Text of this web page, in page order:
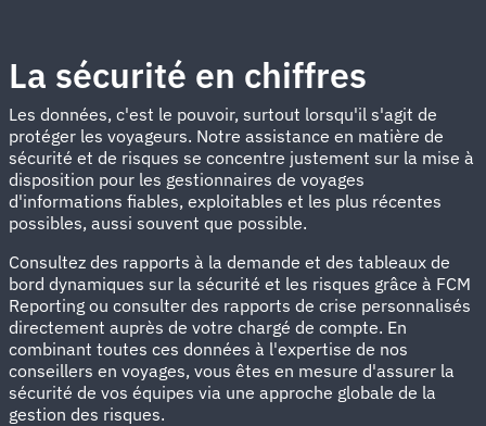
La sécurité en chiffres
Les données, c'est le pouvoir, surtout lorsqu'il s'agit de
protéger les voyageurs. Notre assistance en matière de
sécurité et de risques se concentre justement sur la mise à
disposition pour les gestionnaires de voyages
d'informations fiables, exploitables et les plus récentes
possibles, aussi souvent que possible.
Consultez des rapports à la demande et des tableaux de
bord dynamiques sur la sécurité et les risques grâce à FCM
Reporting ou consulter des rapports de crise personnalisés
directement auprès de votre chargé de compte. En
combinant toutes ces données à l'expertise de nos
conseillers en voyages, vous êtes en mesure d'assurer la
sécurité de vos équipes via une approche globale de la
gestion des risques.